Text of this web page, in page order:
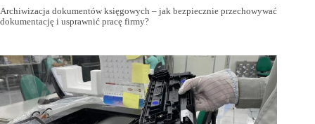
Archiwizacja dokumentów księgowych – jak bezpiecznie przechowywać
dokumentację i usprawnić pracę firmy?